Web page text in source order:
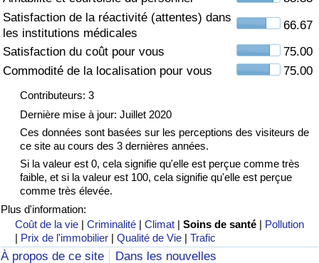
Satisfaction de la réactivité (attentes) dans
les institutions médicales
66.67
Satisfaction du coût pour vous
75.00
Commodité de la localisation pour vous
75.00
Contributeurs: 3
Dernière mise à jour: Juillet 2020
Ces données sont basées sur les perceptions des visiteurs de
ce site au cours des 3 dernières années.
Si la valeur est 0, cela signifie qu'elle est perçue comme très
faible, et si la valeur est 100, cela signifie qu'elle est perçue
comme très élevée.
Plus d'information:
Coût de la vie |Criminalité |Climat |Soins de santé | Pollution
| Prix de l'immobilier |Qualité de Vie |Trafic
À propos de ce site Dans les nouvelles
Indice des soins de santé (Actuel)
Indice des soins de santé
Indice des soins de santé par Pays
Pollution
Indice de Pollution (Actuel)
Indice de pollution
Indice de Pollution par Pays
Trafic